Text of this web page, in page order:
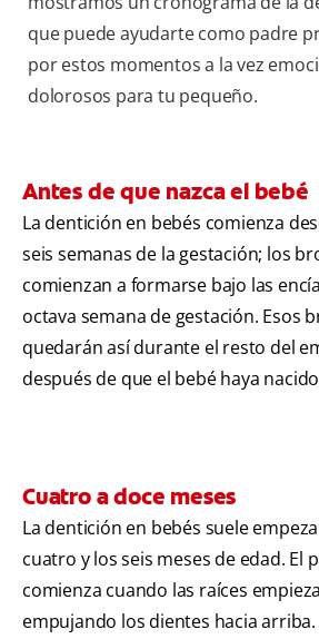
que puede ayudarte como padre
por estos momentos a la vez
dolorosos para tu pequeño.
Antes de que nazca el bebé
La dentición en bebés comienza
seis semanas de la gestación; los
comienzan a formarse bajo las
octava semana de gestación. Esos
quedarán así durante el resto del
después de que el bebé haya
Cuatro a doce meses
La dentición en bebés suele
cuatro y los seis meses de edad. El
comienza cuando las raíces
empujando los dientes hacia